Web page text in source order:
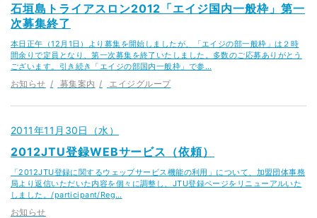
石垣島トライアスロン2012「エイジ国内一般枠」第一
次募集終了
本日正午（12月1日）より募集を開始しましたが、「エイジの部一般枠」は２時
間余りで定員となり、第一次募集を終了いたしました。多数のご応募ありがとう
ございます。引き続き「エイジの部国内一般枠」で参…
お知らせ 募集案内 エイジグループ
2011年11月30日（水）
2012JTU登録WEBサービス（依頼）
「2012JTU登録に関するウェッブサービス機能の利用」について、加盟団体事務
局より返信いただいた内容を個々に調整し、JTU登録ページをリニューアルいた
しました。/participant/Reg…
お知らせ